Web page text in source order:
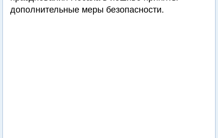
дополнительные меры безопасности.